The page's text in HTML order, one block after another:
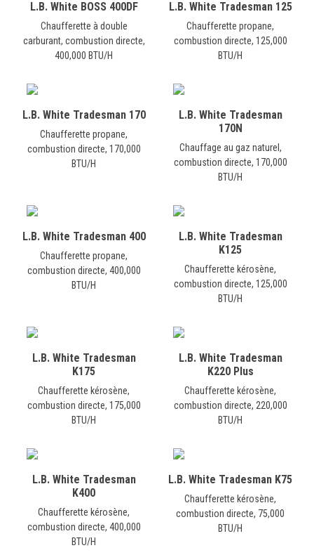
L.B. White BOSS 400DF
Chaufferette à double
carburant, combustion directe,
400,000 BTU/H
L.B. White Tradesman 125
Chaufferette propane,
combustion directe, 125,000
BTU/H
L.B. White Tradesman 170
Chaufferette propane,
combustion directe, 170,000
BTU/H
L.B. White Tradesman
170N
Chauffage au gaz naturel,
combustion directe, 170,000
BTU/H
L.B. White Tradesman 400
Chaufferette propane,
combustion directe, 400,000
BTU/H
L.B. White Tradesman
K125
Chaufferette kérosène,
combustion directe, 125,000
BTU/H
L.B. White Tradesman
K175
Chaufferette kérosène,
combustion directe, 175,000
BTU/H
L.B. White Tradesman
K220 Plus
Chaufferette kérosène,
combustion directe, 220,000
BTU/H
L.B. White Tradesman
K400
Chaufferette kérosène,
combustion directe, 400,000
BTU/H
L.B. White Tradesman K75
Chaufferette kérosène,
combustion directe, 75,000
BTU/H